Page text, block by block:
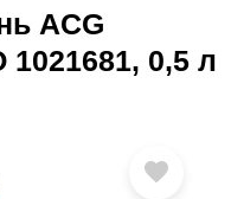
ACG
1021681, 0,5 л